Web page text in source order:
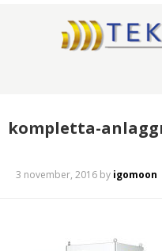
kompletta-
3 november, 2016 by igomoon